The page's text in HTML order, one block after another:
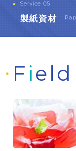
し、天然由来の増
どの各種分野に提
Service 05
製紙資材
製紙資材
す
F ield